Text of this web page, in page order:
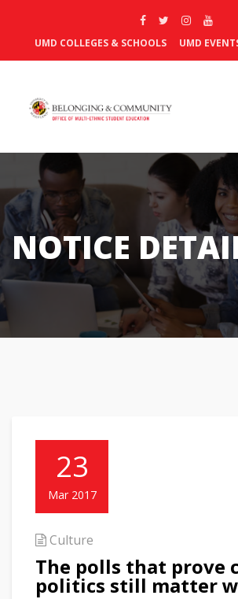
UMD COLLEGES & SCHOOLS UMD
NOTICE
23
Mar 2017
Culture
The polls that prove
politics still matter